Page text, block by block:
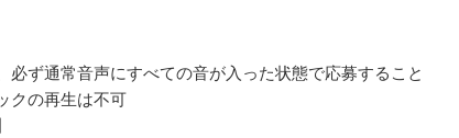
必ず通常音声にすべての音が入った状態で応募すること
クの再生は不可